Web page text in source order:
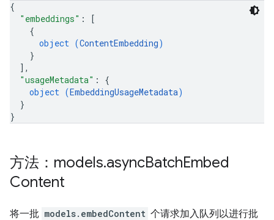
{
"embeddings" :
[
{
object (ContentEmbedding)
}
] ,
"usageMetadata" : {
object (EmbeddingUsageMetadata)
}
}
方法：models.asyncBatchEmbed
Content
将一批 models.embedContent 个请求加入队列以进行批